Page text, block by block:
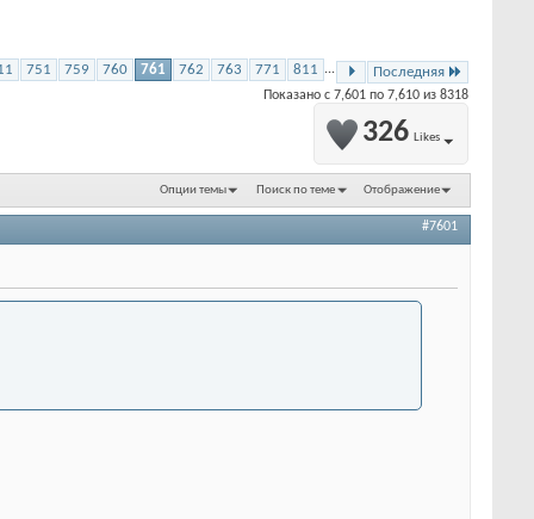
751 759 760 761 762 763 771 811 ... Последняя
Показано с 7,601 по 7,610 из 8318
326 Likes
Опции темы Поиск по теме Отображение
#7601